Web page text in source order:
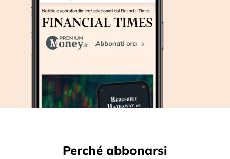
Perché abbonarsi